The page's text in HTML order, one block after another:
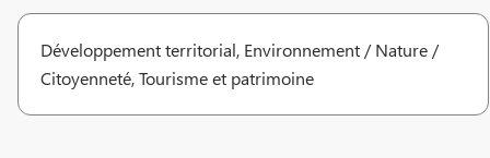
Développement territorial, Environnement / Nature /
Citoyenneté, Tourisme et patrimoine